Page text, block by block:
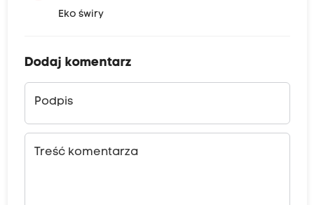
Eko świry
Dodaj komentarz
Podpis
Treść komentarza